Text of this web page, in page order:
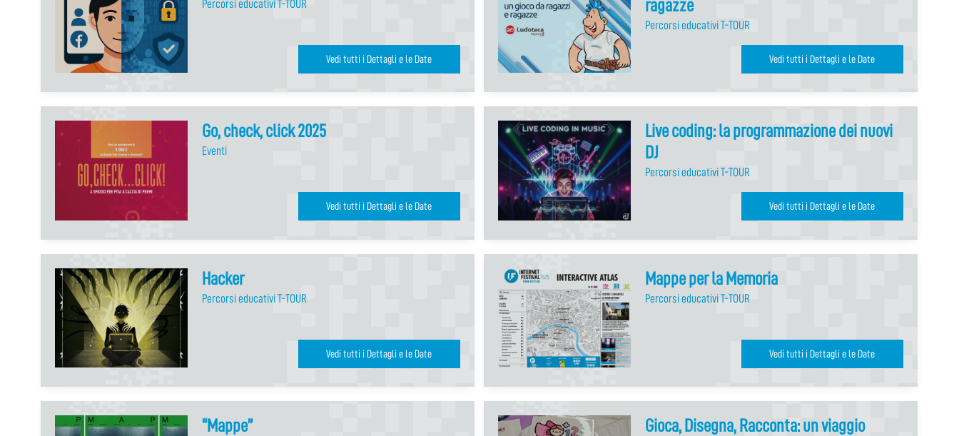
Percorsi educativi T-TOUR
Vedi tutti i Dettagli e le Date
ragazze
Percorsi educativi T-TOUR
Vedi tutti i Dettagli e le Date
Go, check, click 2025
Eventi
Vedi tutti i Dettagli e le Date
Live coding: la programmazione dei nuovi
DJ
Percorsi educativi T-TOUR
Vedi tutti i Dettagli e le Date
Hacker
Percorsi educativi T-TOUR
Vedi tutti i Dettagli e le Date
Mappe per la Memoria
Percorsi educativi T-TOUR
Vedi tutti i Dettagli e le Date
“Mappe”
Gioca, Disegna, Racconta: un viaggio